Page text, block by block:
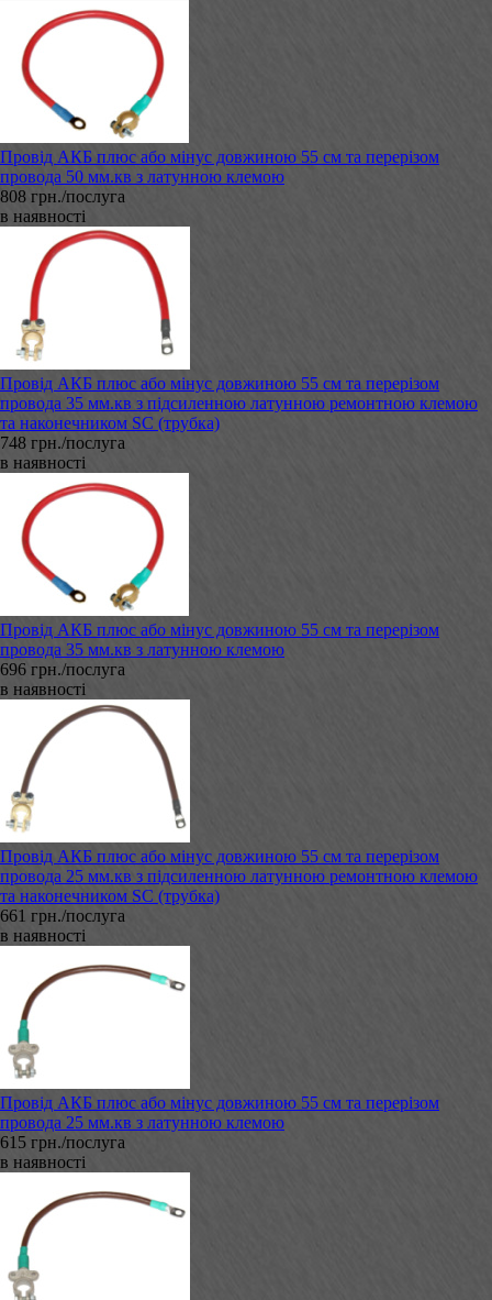
Провід АКБ плюс або мінус довжиною 55 см та перерізом
провода 50 мм.кв з латунною клемою
808 грн./послуга
в наявності
Провід АКБ плюс або мінус довжиною 55 см та перерізом
провода 35 мм.кв з підсиленною латунною ремонтною клемою
та наконечником SC (трубка)
748 грн./послуга
в наявності
Провід АКБ плюс або мінус довжиною 55 см та перерізом
провода 35 мм.кв з латунною клемою
696 грн./послуга
в наявності
Провід АКБ плюс або мінус довжиною 55 см та перерізом
провода 25 мм.кв з підсиленною латунною ремонтною клемою
та наконечником SC (трубка)
661 грн./послуга
в наявності
Провід АКБ плюс або мінус довжиною 55 см та перерізом
провода 25 мм.кв з латунною клемою
615 грн./послуга
в наявності